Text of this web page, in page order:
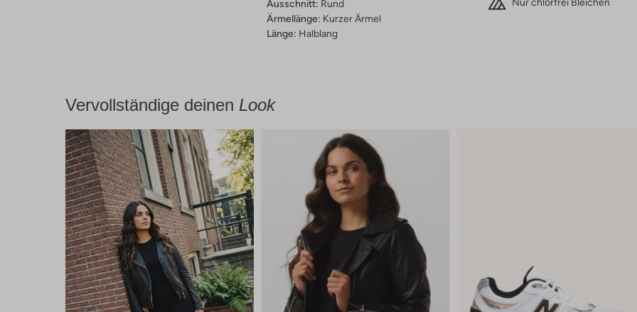
Ausschnitt: Rund
Ärmellänge: Kurzer Ärmel
Länge: Halblang
Vervollständige deinen Look